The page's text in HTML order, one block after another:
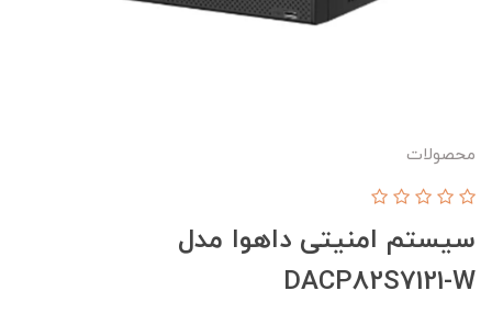
محصولات
سیستم امنیتی داهوا مدل
DACP82S7121-W